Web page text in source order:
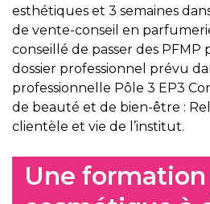
esthétiques et 3 semaines
de vente-conseil en
conseillé de passer des
dossier professionnel prévu
professionnelle Pôle 3 EP3
de beauté et de bien-être :
clientèle et vie de l’institut.
Une